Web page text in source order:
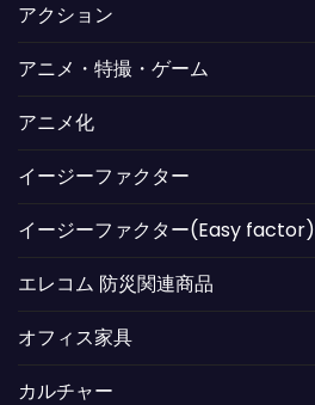
アクション
アニメ・特撮・ゲーム
アニメ化
イージーファクター
イージーファクター(Easy factor)
エレコム 防災関連商品
オフィス家具
カルチャー